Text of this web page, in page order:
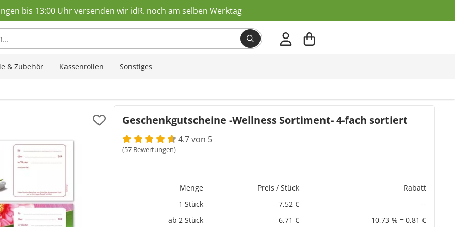
bis 13:00 Uhr versenden wir idR. noch am selben Werktag
& Zubehör Kassenrollen Sonstiges
Geschenkgutscheine -Wellness Sortiment- 4-fach sortiert
4.7 von 5
(57 Bewertungen)
Menge Preis / Stück
Rabatt
1 Stück
7,52 €
--
ab 2 Stück
6,71 €
10,73 % = 0,81 €